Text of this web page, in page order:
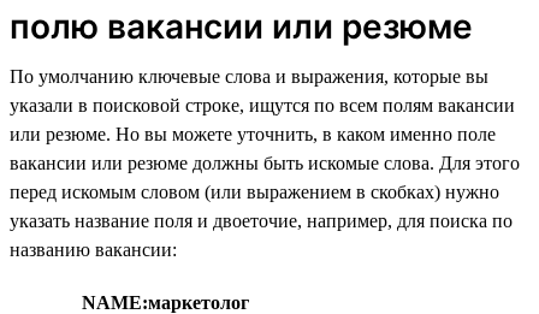
полю вакансии или резюме
По умолчанию ключевые слова и выражения, которые вы
указали в поисковой строке, ищутся по всем полям вакансии
или резюме. Но вы можете уточнить, в каком именно поле
вакансии или резюме должны быть искомые слова. Для этого
перед искомым словом (или выражением в скобках) нужно
указать название поля и двоеточие, например, для поиска по
названию вакансии:
NAME:маркетолог